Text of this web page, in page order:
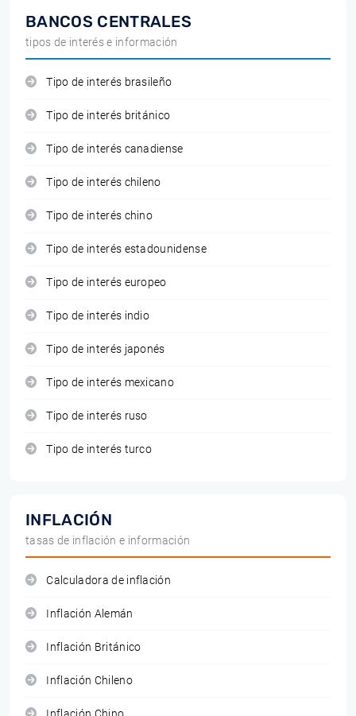
BANCOS CENTRALES
tipos de interés e información
Tipo de interés brasileño
Tipo de interés británico
Tipo de interés canadiense
Tipo de interés chileno
Tipo de interés chino
Tipo de interés estadounidense
Tipo de interés europeo
Tipo de interés indio
Tipo de interés japonés
Tipo de interés mexicano
Tipo de interés ruso
Tipo de interés turco
INFLACIÓN
tasas de inflación e información
Calculadora de inflación
Inflación Alemán
Inflación Británico
Inflación Chileno